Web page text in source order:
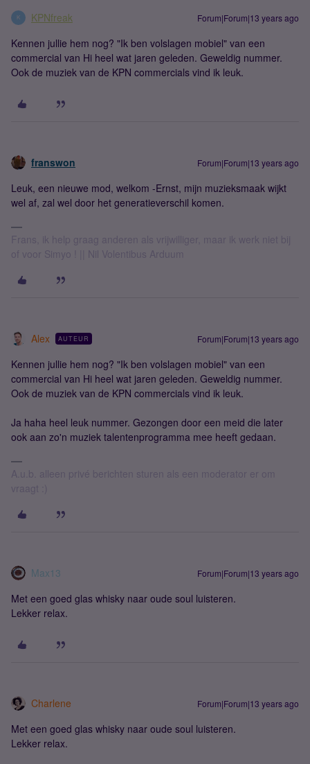
K KPNfreak Forum|Forum|13 years ago
Kennen jullie hem nog? "Ik ben volslagen mobiel" van een
commercial van Hi heel wat jaren geleden. Geweldig nummer.
Ook de muziek van de KPN commercials vind ik leuk.
franswon Forum|Forum|13 years ago
Leuk, een nieuwe mod, welkom -Ernst, mijn muzieksmaak wijkt
wel af, zal wel door het generatieverschil komen.
Frans, ik help graag anderen als vrijwilliger, maar ik werk niet bij
of voor Simyo ! || Nil Volentibus Arduum
Alex AUTEUR Forum|Forum|13 years ago
Kennen jullie hem nog? "Ik ben volslagen mobiel" van een
commercial van Hi heel wat jaren geleden. Geweldig nummer.
Ook de muziek van de KPN commercials vind ik leuk.
Ja haha heel leuk nummer. Gezongen door een meid die later
ook aan zo'n muziek talentenprogramma mee heeft gedaan.
A.u.b. alleen privé berichten sturen als een moderator er om
vraagt :)
Max13 Forum|Forum|13 years ago
Met een goed glas whisky naar oude soul luisteren.
Lekker relax.
Charlene Forum|Forum|13 years ago
Met een goed glas whisky naar oude soul luisteren.
Lekker relax.